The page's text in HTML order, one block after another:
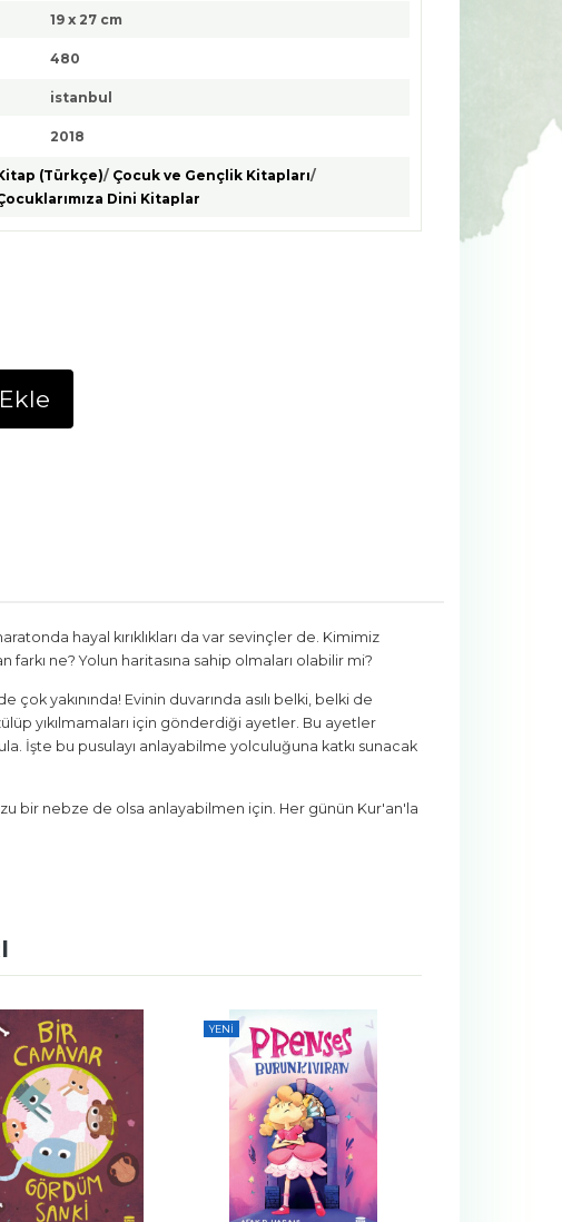
19 x 27 cm
480
istanbul
2018
(Türkçe)/ Çocuk ve Gençlik Kitapları/
Dini Kitaplar
hayal kırıklıkları da var sevinçler de. Kimimiz
ne? Yolun haritasına sahip olmaları olabilir mi?
yakınında! Evinin duvarında asılı belki, belki de
yıkılmamaları için gönderdiği ayetler. Bu ayetler
İşte bu pusulayı anlayabilme yolculuğuna katkı sunacak
bir nebze de olsa anlayabilmen için. Her günün Kur'an'la
YENI